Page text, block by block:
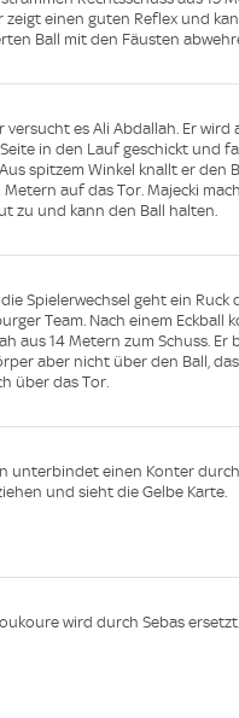
zeigt einen guten Reflex und
Ball mit den Fäusten
versucht es Ali Abdallah. Er wird
in den Lauf geschickt und
spitzem Winkel knallt er den
Metern auf das Tor. Majecki
zu und kann den Ball halten.
Spielerwechsel geht ein Ruck
Team. Nach einem Eckball
aus 14 Metern zum Schuss. Er
aber nicht über den Ball,
über das Tor.
unterbindet einen Konter durch
und sieht die Gelbe Karte.
wird durch Sebas ersetzt.